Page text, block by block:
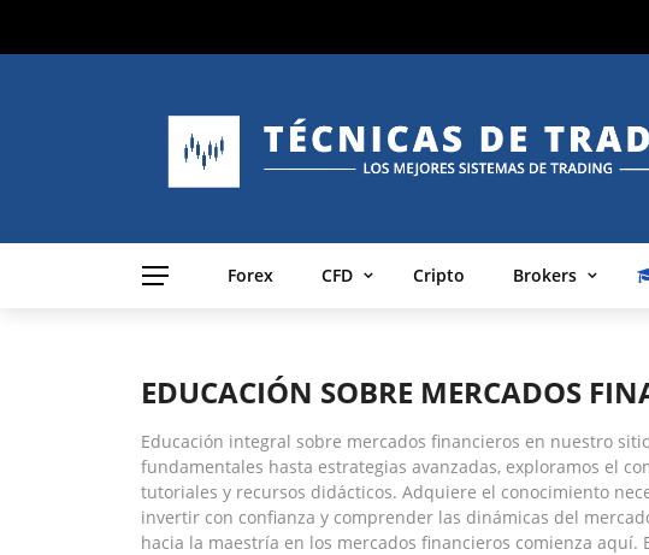
Forex CFD Cripto Brokers
EDUCACIÓN SOBRE MERCADOS
Educación integral sobre mercados financieros en nuestro
fundamentales hasta estrategias avanzadas, exploramos el
tutoriales y recursos didácticos. Adquiere el conocimiento
invertir con confianza y comprender las dinámicas del
hacia la maestría en los mercados financieros comienza